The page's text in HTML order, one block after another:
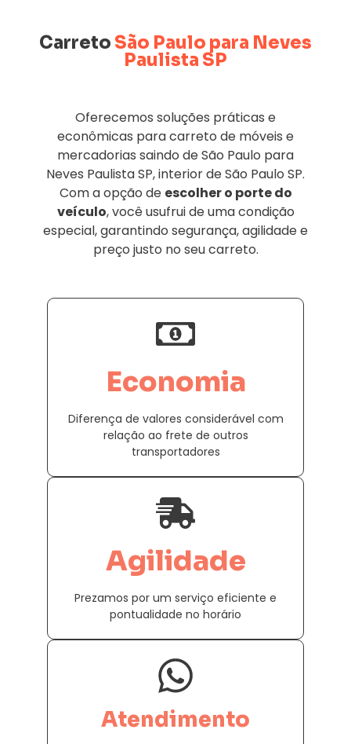
Carreto São Paulo para Neves
Paulista SP
Oferecemos soluções práticas e
econômicas para carreto de móveis e
mercadorias saindo de São Paulo para
Neves Paulista SP, interior de São Paulo SP.
Com a opção de escolher o porte do
veículo, você usufrui de uma condição
especial, garantindo segurança, agilidade e
preço justo no seu carreto.
Economia
Diferença de valores considerável com
relação ao frete de outros
transportadores
Agilidade
Prezamos por um serviço eficiente e
pontualidade no horário
Atendimento